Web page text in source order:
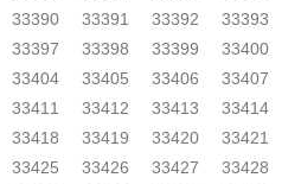
33390 33391 33392
33393
33397 33398 33399
33400
33404 33405 33406
33407
33411 33412 33413
33414
33418 33419 33420
33421
33425 33426 33427
33428